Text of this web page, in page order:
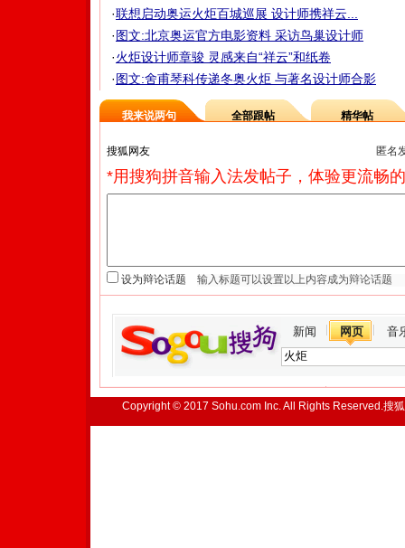
·联想启动奥运火炬百城巡展 设计师携祥云...
·图文:北京奥运官方电影资料 采访鸟巢设计师
·火炬设计师章骏 灵感来自“祥云”和纸卷
·图文:舍甫琴科传递冬奥火炬 与著名设计师合影
我来说两句 全部跟帖 精华帖
匿名
*用搜狗拼音输入法发帖子，体验更流畅
设为辩论话题
新闻 网页 音
Copyright © 2017 Sohu.com Inc. All Rights Reserved.搜